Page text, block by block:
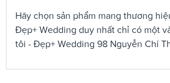
Hãy chọn sản phẩm mang thương
Đẹp+ Wedding duy nhất chỉ có một
tôi - Đẹp+ Wedding 98 Nguyễn Chí